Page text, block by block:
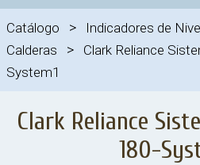
Catálogo > Indicadores de
Calderas
>
Clark Reliance
System1
Clark Reliance
180-